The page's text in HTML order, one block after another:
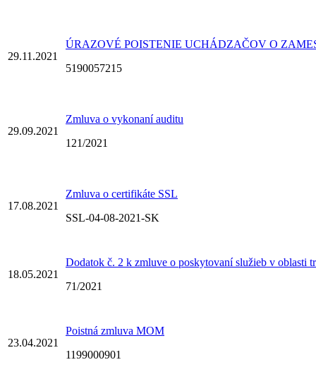
29.11.2021
ÚRAZOVÉ POISTENIE UCHÁDZAČOV O
5190057215
29.09.2021
Zmluva o vykonaní auditu
121/2021
17.08.2021
Zmluva o certifikáte SSL
SSL-04-08-2021-SK
18.05.2021
Dodatok č. 2 k zmluve o poskytovaní služieb v oblasti
71/2021
23.04.2021
Poistná zmluva MOM
1199000901